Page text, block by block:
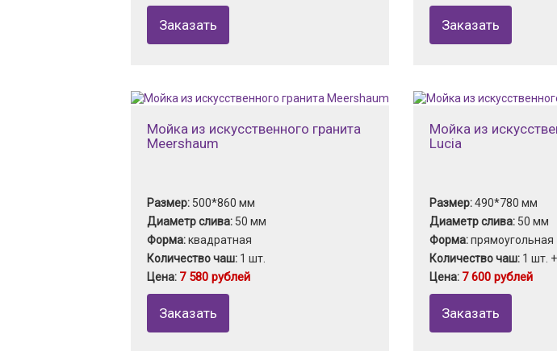
Заказать Заказать
Мойка из искусственного гранита
Meershaum
Размер: 500*860 мм
Диаметр слива: 50 мм
Форма:квадратная
Количество чаш: 1 шт.
Цена: 7 580 рублей
Заказать
Мойка из
Lucia
Размер:490*780 мм
Диаметр слива: 50 мм
Форма:прямоугольная
Количество чаш: 1 шт.
Цена: 7 600 рублей
Заказать